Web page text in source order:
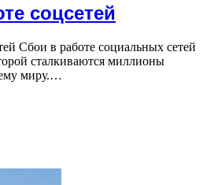
соцсетей
Сбои в работе социальных сетей
сталкиваются миллионы
миру.…